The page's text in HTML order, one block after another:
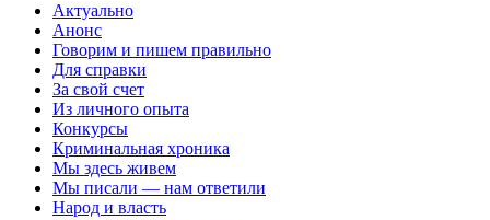
Актуально
Анонс
Говорим и пишем правильно
Для справки
За свой счет
Из личного опыта
Конкурсы
Криминальная хроника
Мы здесь живем
Мы писали — нам ответили
Народ и власть